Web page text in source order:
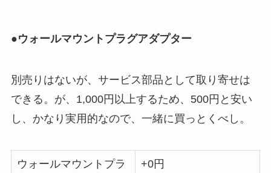
●ウォールマウントプラグアダプター
別売りはないが、サービス部品として取り寄せは
できる。が、1,000円以上するため、500円と安い
し、かなり実用的なので、一緒に買っとくべし。
ウォールマウントプラ
+0円